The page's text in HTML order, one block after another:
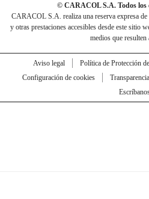
© CARACOL S.A. Todos los
CARACOL S.A. realiza una reserva expresa
y otras prestaciones accesibles desde este sitio
medios que resulten
Aviso legal Política de Protección
Configuración de cookies
Transparencia